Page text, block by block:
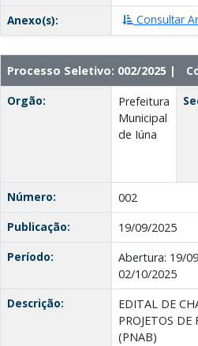
Anexo(s):
Consultar
Processo Seletivo: 002/2025 |
Orgão:
Prefeitura
Municipal
de Iúna
Número:
002
Publicação:
19/09/2025
Período:
Abertura: 19/
02/10/2025
Descrição:
EDITAL DE
PROJETOS
(PNAB)